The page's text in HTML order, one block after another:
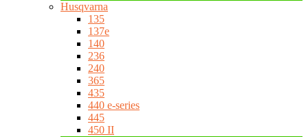
Husqvarna
135
137e
140
236
240
365
435
440 e-series
445
450 II